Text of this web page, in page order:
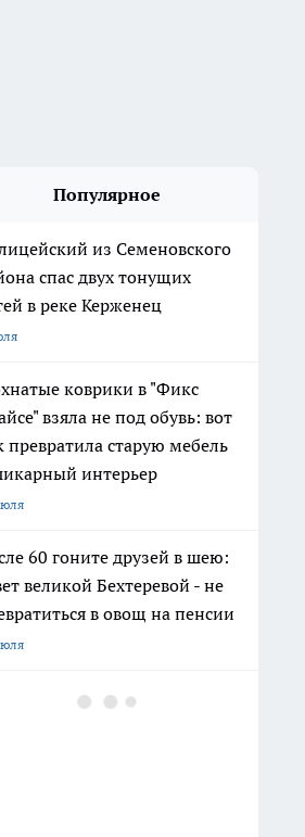
Популярное
из Семеновского
спас двух тонущих
в реке Керженец
коврики в "Фикс
взяла не под обувь: вот
превратила старую мебель
интерьер
60 гоните друзей в шею:
великой Бехтеревой - не
в овощ на пенсии
с нежной душой: как